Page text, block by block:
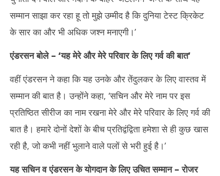
सम्मान साझा कर रहा हू तो मुझे उम्मीद है कि दुनिया टेस्ट क्रिकेट
के सार का और भी अधिक जश्न मनाएगी।’
एंडरसन बोले – ‘यह मेरे और मेरे परिवार के लिए गर्व की बात’
वहीं एंडरसन ने कहा कि यह उनके और तेंदुलकर के लिए वास्तव में
सम्मान की बात है। उन्होंने कहा, ‘सचिन और मेरे नाम पर इस
प्रतिष्ठित सीरीज का नाम रखना मेरे और मेरे परिवार के लिए गर्व की
बात है। हमारे दोनों देशों के बीच प्रतिद्वंद्विता हमेशा से ही कुछ खास
रही है, जो कभी नहीं भुलाने वाले पलों से भरी हुई है।’
यह सचिन व एंडरसन के योगदान के लिए उचित सम्मान – रोजर